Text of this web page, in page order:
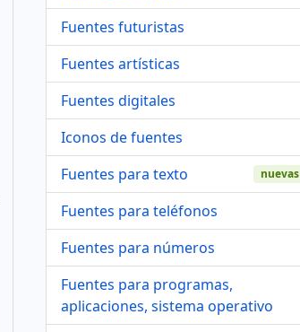
Fuentes futuristas
Fuentes artísticas
Fuentes digitales
Iconos de fuentes
Fuentes para texto
nuevas
Fuentes para teléfonos
Fuentes para números
Fuentes para programas,
aplicaciones, sistema operativo